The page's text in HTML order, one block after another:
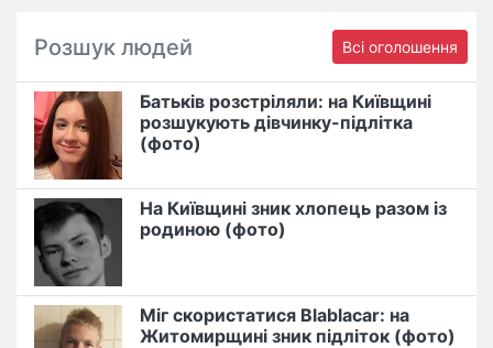
Розшук людей Всі оголошення
Батьків розстріляли: на Київщині
розшукують дівчинку-підлітка
(фото)
На Київщині зник хлопець разом із
родиною (фото)
Міг скористатися Blablacar: на
Житомирщині зник підліток (фото)